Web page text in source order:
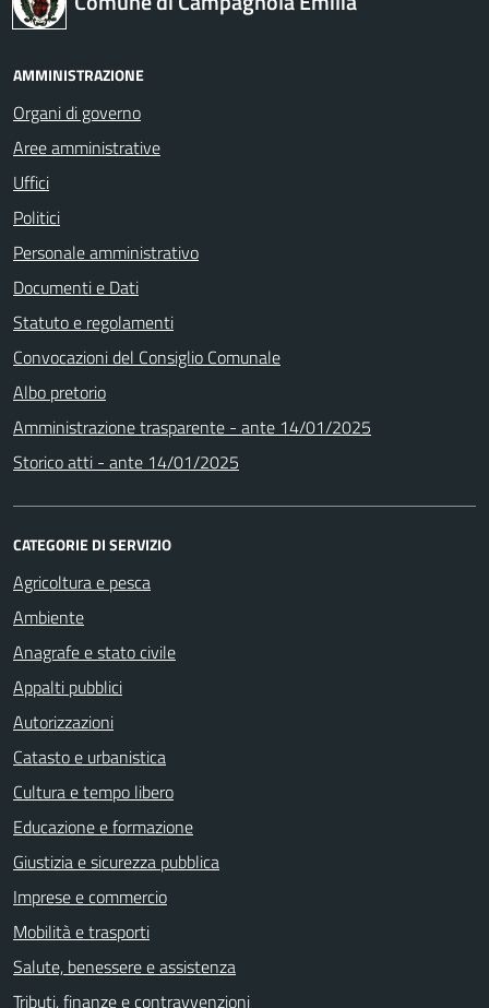
AMMINISTRAZIONE
Organi di governo
Aree amministrative
Uffici
Politici
Personale amministrativo
Documenti e Dati
Statuto e regolamenti
Convocazioni del Consiglio Comunale
Albo pretorio
Amministrazione trasparente - ante 14/01/2025
Storico atti - ante 14/01/2025
CATEGORIE DI SERVIZIO
Agricoltura e pesca
Ambiente
Anagrafe e stato civile
Appalti pubblici
Autorizzazioni
Catasto e urbanistica
Cultura e tempo libero
Educazione e formazione
Giustizia e sicurezza pubblica
Imprese e commercio
Mobilità e trasporti
Salute, benessere e assistenza
Tributi, finanze e contravvenzioni